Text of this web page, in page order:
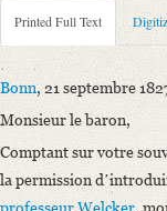
Metadata
Sender: August
Recipient: François
Place of Dispatch:
Place of
Notations:
Printed Full Text
Bonn, 21 septembre
Monsieur le baron,
Comptant sur votre
la permission
professeur Welcker,